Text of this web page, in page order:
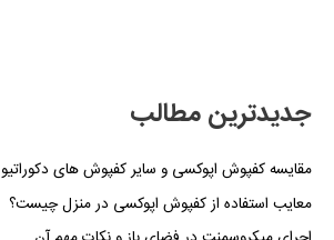
جدیدترین مطالب
مقایسه کفپوش اپوکسی و سایر کفپوش های دکوراتیو
معایب استفاده از کفپوش اپوکسی در منزل چیست؟